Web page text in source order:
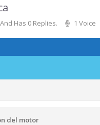
Has 0 Replies. 1 Voice
del motor